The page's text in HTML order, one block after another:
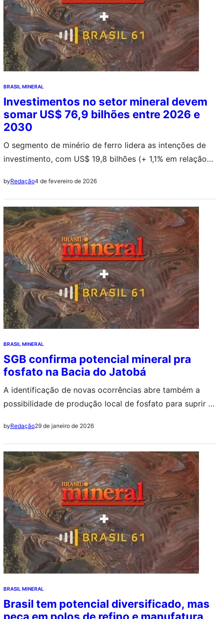
BRASIL MINERAL
Investimentos no setor mineral devem
somar US$ 76,9 bilhões entre 2026 e
2030
O segmento de minério de ferro lidera as intenções de
investimento, com US$ 19,8 bilhões (+ 1,1% em relação
Socioambientais, contemplado com US$ 14,7 bilhões
(um expressivo aumento de 29,7%).
byRedação4 de fevereiro de 2026
BRASIL MINERAL
SGB confirma potencial mineral pra
fosfato na Bacia do Jatobá
A identificação de novas ocorrências abre também a
possibilidade de produção local de fosfato para suprir a
produtividade agrícola.
byRedação29 de janeiro de 2026
BRASIL MINERAL
Brasil tem potencial diversificado, mas